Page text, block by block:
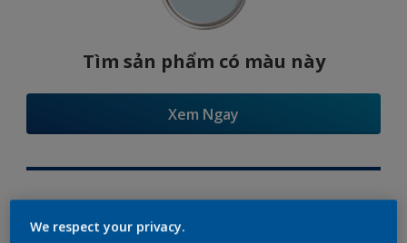
Tìm sản phẩm có màu này
Xem Ngay
Try Our Visualizer App
We respect your privacy.